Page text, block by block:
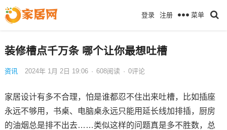
登录 注册 菜单
装修槽点千万条 哪个让你最想吐槽
资讯 2024年 1月 2日 19:06 · 608阅读 · 0评论
家居设计有多不合理，怕是谁都忍不住出来吐槽，比如插座
永远不够用，书桌、电脑桌永远只能用延长线加排插，厨房
的油烟总是排不出去……类似这样的问题真是多不胜数，总